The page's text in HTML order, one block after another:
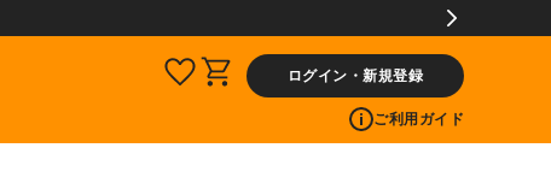
ログイン・新規登録
ご利用ガイド